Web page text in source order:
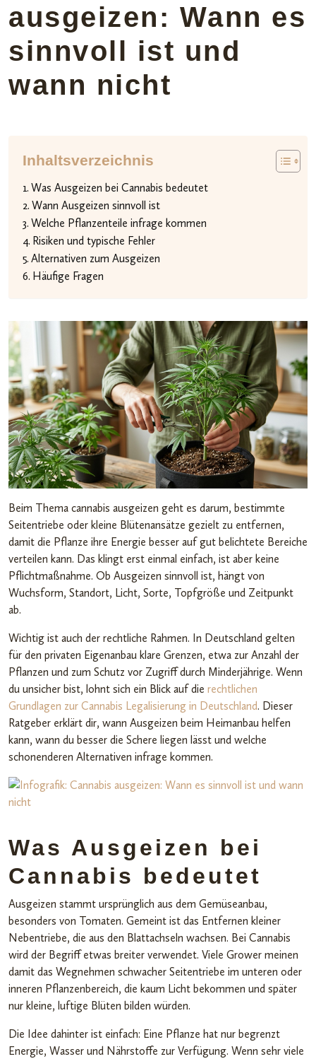
ausgeizen: Wann es
sinnvoll ist und
wann nicht
Inhaltsverzeichnis
Was Ausgeizen bei Cannabis bedeutet
Wann Ausgeizen sinnvoll ist
Welche Pflanzenteile infrage kommen
Risiken und typische Fehler
Alternativen zum Ausgeizen
Häufige Fragen
Beim Thema cannabis ausgeizen geht es darum, bestimmte
Seitentriebe oder kleine Blütenansätze gezielt zu entfernen,
damit die Pflanze ihre Energie besser auf gut belichtete Bereiche
verteilen kann. Das klingt erst einmal einfach, ist aber keine
Pflichtmaßnahme. Ob Ausgeizen sinnvoll ist, hängt von
Wuchsform, Standort, Licht, Sorte, Topfgröße und Zeitpunkt
ab.
Wichtig ist auch der rechtliche Rahmen. In Deutschland gelten
für den privaten Eigenanbau klare Grenzen, etwa zur Anzahl der
Pflanzen und zum Schutz vor Zugriff durch Minderjährige. Wenn
du unsicher bist, lohnt sich ein Blick auf die rechtlichen
Grundlagen zur Cannabis Legalisierung in Deutschland. Dieser
Ratgeber erklärt dir, wann Ausgeizen beim Heimanbau helfen
kann, wann du besser die Schere liegen lässt und welche
schonenderen Alternativen infrage kommen.
Was Ausgeizen bei
Cannabis bedeutet
Ausgeizen stammt ursprünglich aus dem Gemüseanbau,
besonders von Tomaten. Gemeint ist das Entfernen kleiner
Nebentriebe, die aus den Blattachseln wachsen. Bei Cannabis
wird der Begriff etwas breiter verwendet. Viele Grower meinen
damit das Wegnehmen schwacher Seitentriebe im unteren oder
inneren Pflanzenbereich, die kaum Licht bekommen und später
nur kleine, luftige Blüten bilden würden.
Die Idee dahinter ist einfach: Eine Pflanze hat nur begrenzt
Energie, Wasser und Nährstoffe zur Verfügung. Wenn sehr viele